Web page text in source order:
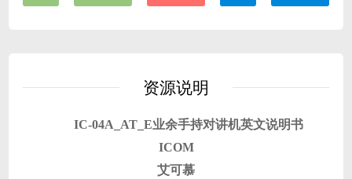
资源说明
IC-04A_AT_E业余手持对讲机英文说明书
ICOM
艾可慕